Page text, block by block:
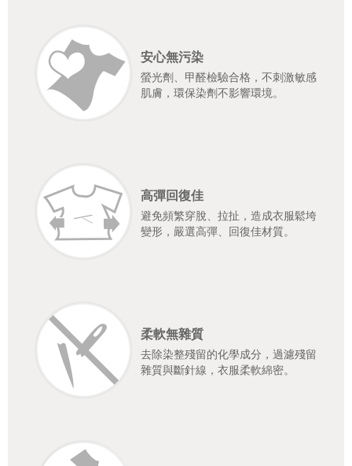
安心無污染
螢光劑、甲醛檢驗合格，不刺激敏感
肌膚，環保染劑不影響環境。
高彈回復佳
避免頻繁穿脫、拉扯，造成衣服鬆垮
變形，嚴選高彈、回復佳材質。
柔軟無雜質
去除染整殘留的化學成分，過濾殘留
雜質與斷針線，衣服柔軟綿密。